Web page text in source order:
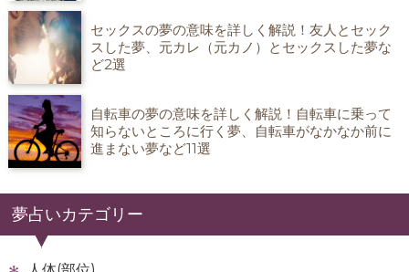
セックスの夢の意味を詳しく解説！友人とセック
スした夢、元カレ（元カノ）とセックスした夢な
ど2選
自転車の夢の意味を詳しく解説！自転車に乗って
知らないところに行く夢、自転車がなかなか前に
進まない夢など11選
夢占いカテゴリー